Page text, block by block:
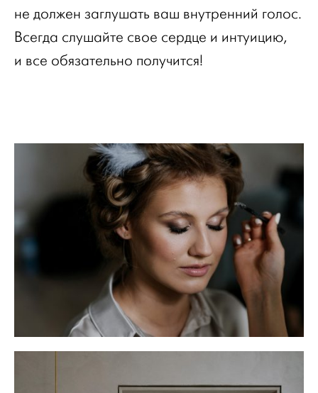
не должен заглушать ваш внутренний голос.
Всегда слушайте свое сердце и интуицию,
и все обязательно получится!